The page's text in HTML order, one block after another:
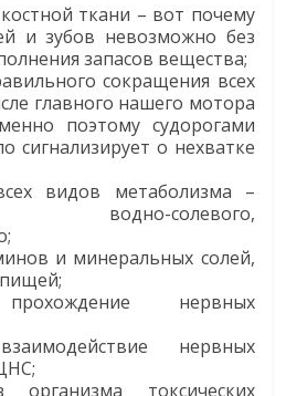
ткани – вот почему
и зубов невозможно без
запасов вещества;
сокращения всех
главного нашего мотора
поэтому судорогами
о нехватке
видов метаболизма –
водно-солевого,
и минеральных солей,
нервных
нервных
токсических